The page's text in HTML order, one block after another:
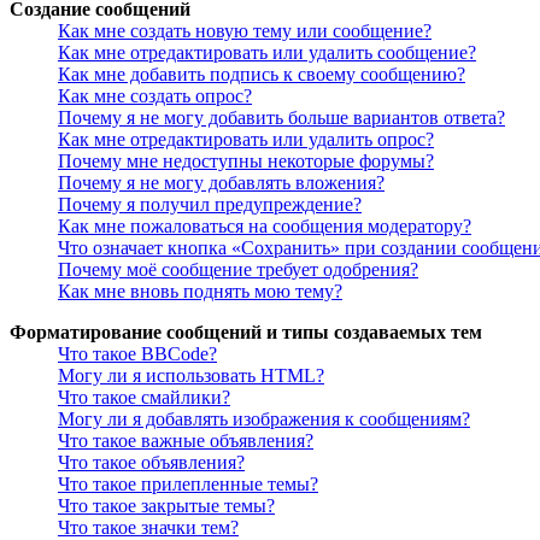
Создание сообщений
Как мне создать новую тему или сообщение?
Как мне отредактировать или удалить сообщение?
Как мне добавить подпись к своему сообщению?
Как мне создать опрос?
Почему я не могу добавить больше вариантов ответа?
Как мне отредактировать или удалить опрос?
Почему мне недоступны некоторые форумы?
Почему я не могу добавлять вложения?
Почему я получил предупреждение?
Как мне пожаловаться на сообщения модератору?
Что означает кнопка «Сохранить» при создании
Почему моё сообщение требует одобрения?
Как мне вновь поднять мою тему?
Форматирование сообщений и типы создаваемых тем
Что такое BBCode?
Могу ли я использовать HTML?
Что такое смайлики?
Могу ли я добавлять изображения к сообщениям?
Что такое важные объявления?
Что такое объявления?
Что такое прилепленные темы?
Что такое закрытые темы?
Что такое значки тем?